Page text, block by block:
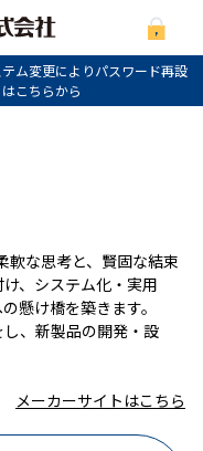
ム変更によりパスワード再設
こちらから
な思考と、賢固な結束
、システム化・実用
懸け橋を築きます。
、新製品の開発・設
メーカーサイトはこちら